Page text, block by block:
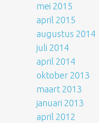
mei 2015
april 2015
augustus 2014
juli 2014
april 2014
oktober 2013
maart 2013
januari 2013
april 2012